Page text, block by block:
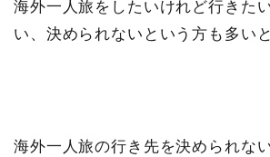
海外一人旅をしたいけれど行きた
い、決められないという方も多い
海外一人旅の行き先を決められな